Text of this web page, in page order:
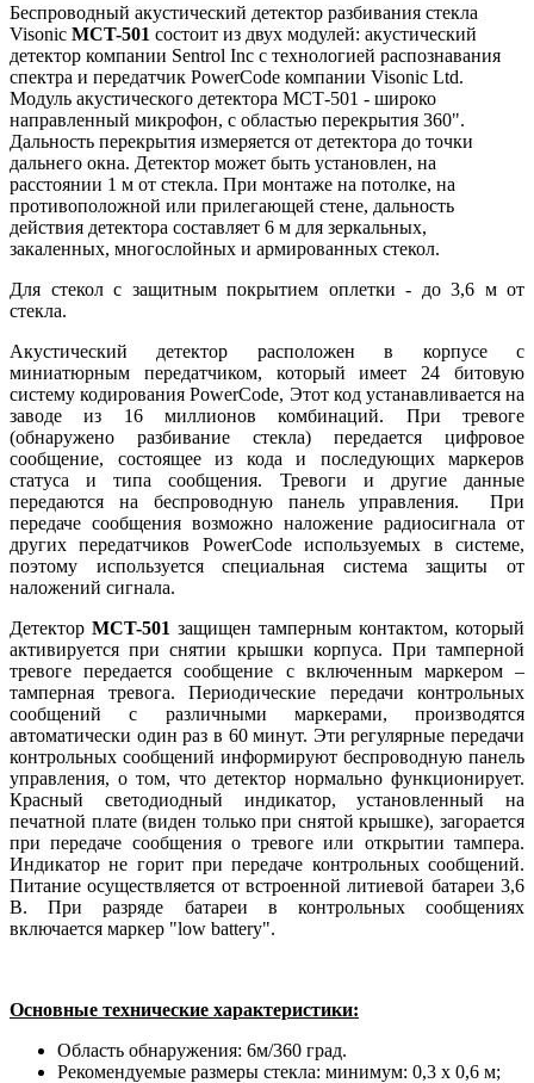
Беспроводный акустический детектор разбивания стекла
Visonic MCT-501 состоит из двух модулей: акустический
детектор компании Sentrol Inc с технологией распознавания
спектра и передатчик PowerCode компании Visonic Ltd.
Модуль акустического детектора МСТ-501 - широко
направленный микрофон, с областью перекрытия 360".
Дальность перекрытия измеряется от детектора до точки
дальнего окна. Детектор может быть установлен, на
расстоянии 1 м от стекла. При монтаже на потолке, на
противоположной или прилегающей стене, дальность
действия детектора составляет 6 м для зеркальных,
закаленных, многослойных и армированных стекол.
Для стекол с защитным покрытием оплетки - до 3,6 м от
стекла.
Акустический детектор расположен в корпусе с
миниатюрным передатчиком, который имеет 24 битовую
систему кодирования PowerCode, Этот код устанавливается на
заводе из 16 миллионов комбинаций. При тревоге
(обнаружено разбивание стекла) передается цифровое
сообщение, состоящее из кода и последующих маркеров
статуса и типа сообщения. Тревоги и другие данные
передаются на беспроводную панель управления. При
передаче сообщения возможно наложение радиосигнала от
других передатчиков PowerCode используемых в системе,
поэтому используется специальная система защиты от
наложений сигнала.
Детектор MCT-501 защищен тамперным контактом, который
активируется при снятии крышки корпуса. При тамперной
тревоге передается сообщение с включенным маркером –
тамперная тревога. Периодические передачи контрольных
сообщений с различными маркерами, производятся
автоматически один раз в 60 минут. Эти регулярные передачи
контрольных сообщений информируют беспроводную панель
управления, о том, что детектор нормально функционирует.
Красный светодиодный индикатор, установленный на
печатной плате (виден только при снятой крышке), загорается
при передаче сообщения о тревоге или открытии тампера.
Индикатор не горит при передаче контрольных сообщений.
Питание осуществляется от встроенной литиевой батареи 3,6
В. При разряде батареи в контрольных сообщениях
включается маркер "low battery".
Основные технические характеристики:
Область обнаружения: 6м/360 град.
Рекомендуемые размеры стекла: минимум: 0,3 х 0,6 м;